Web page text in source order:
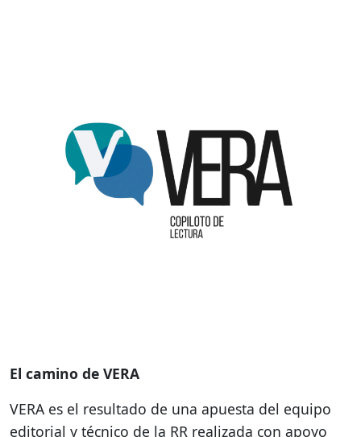
El camino de VERA
VERA es el resultado de una apuesta del equipo
editorial y técnico de la RR realizada con apoyo